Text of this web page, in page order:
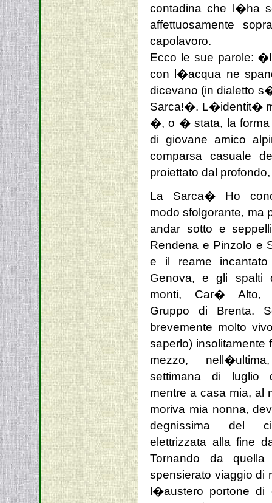
contadina che l�ha
affettuosamente
capolavoro.
Ecco le sue parole:
con l�acqua ne
dicevano (in dialetto
Sarca!�. L�identit�
�, o � stata, la forma
di giovane amico
comparsa casuale
proiettato dal
La Sarca� Ho
modo sfolgorante, ma
andar sotto e
Rendena e Pinzolo e
e il reame
Genova, e gli spalti
monti, Car� Alto,
Gruppo di Brenta.
brevemente molto
saperlo)
mezzo,
settimana di luglio
mentre a casa mia, al
moriva mia nonna,
degnissima del
elettrizzata alla fine
Tornando da
spensierato viaggio di
l�austero portone di